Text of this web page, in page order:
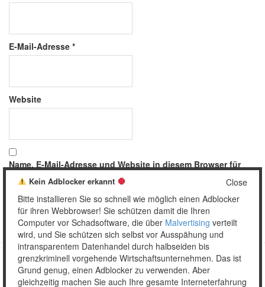
E-Mail-Adresse *
Website
Name, E-Mail-Adresse und Website in diesem Browser für
meinen nächsten Kommentar speichern.
Copyright © 2026 Unser täglich Spam.
MobileWordPress Theme by themehall.com
Close
Kein Adblocker erkannt
Bitte installieren Sie so schnell wie möglich einen Adblocker
für ihren Webbrowser! Sie schützen damit die Ihren
Computer vor Schadsoftware, die über Malvertising verteilt
wird, und Sie schützen sich selbst vor Ausspähung und
intransparentem Datenhandel durch halbseiden bis
grenzkriminell vorgehende Wirtschaftsunternehmen. Das ist
Grund genug, einen Adblocker zu verwenden. Aber
gleichzeitig machen Sie auch Ihre gesamte Interneterfahrung